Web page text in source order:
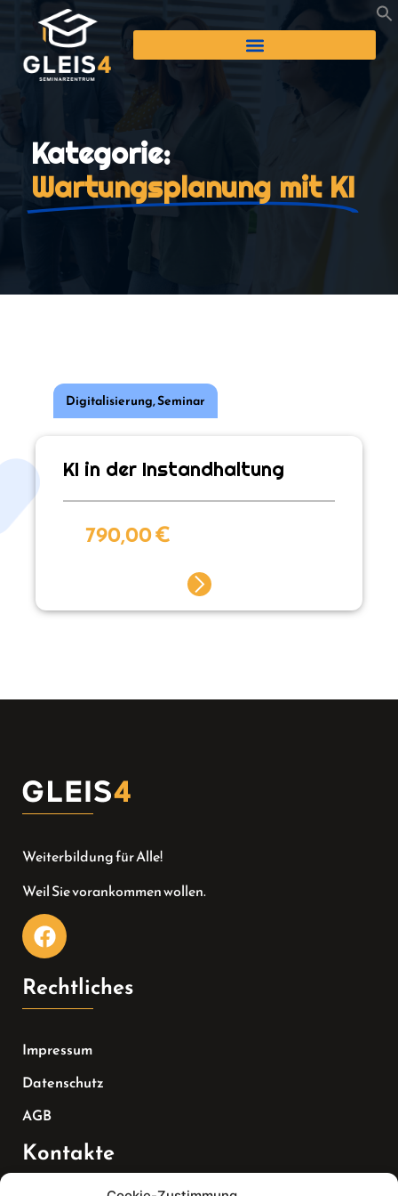
Kategorie:
Wartungsplanung mit KI
Digitalisierung,Seminar
KI in der Instandhaltung
790,00€
Weiterbildung für Alle!
Weil Sie vorankommen wollen.
Rechtliches
Impressum
Datenschutz
AGB
Kontakte